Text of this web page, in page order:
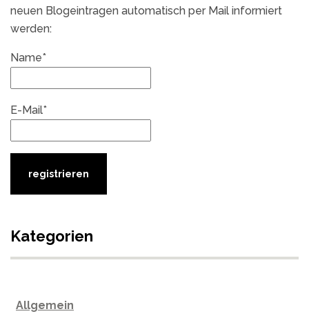
neuen Blogeintragen automatisch per Mail informiert
werden:
Name*
E-Mail*
Kategorien
Allgemein